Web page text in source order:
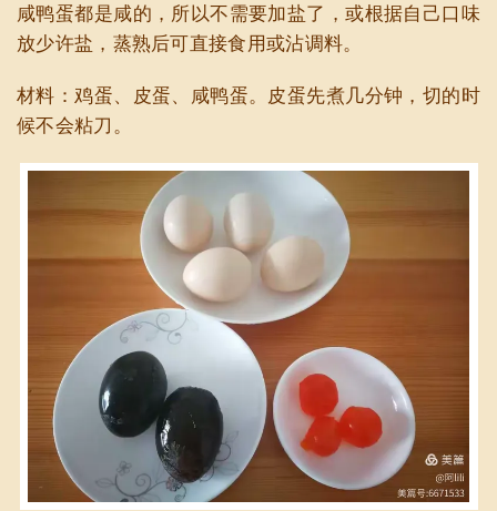
咸鸭蛋都是咸的，所以不需要加盐了，或根据自己口味
放少许盐，蒸熟后可直接食用或沾调料。
材料：鸡蛋、皮蛋、咸鸭蛋。皮蛋先煮几分钟，切的时
候不会粘刀。